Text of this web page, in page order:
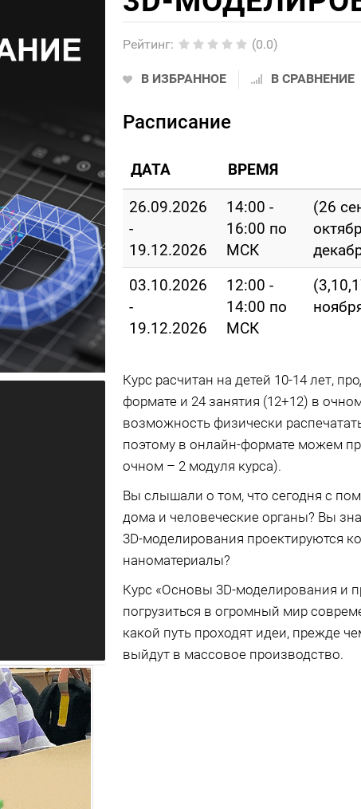
Рейтинг: (0.0)
В ИЗБРАННОЕ В СРАВНЕНИЕ
Расписание
ДАТА ВРЕМЯ
26.09.2026
-
19.12.2026
14:00 -
16:00 по
МСК
(26
03.10.2026
-
19.12.2026
12:00 -
14:00 по
МСК
Курс расчитан на детей 10-14 лет,
формате и 24 занятия (12+12) в
возможность физически
поэтому в онлайн-формате можем
очном – 2 модуля курса).
Вы слышали о том, что сегодня с
дома и человеческие органы? Вы
3D-моделирования проектируются
наноматериалы?
Курс «Основы 3D-моделирования и
погрузиться в огромный мир
какой путь проходят идеи, прежде
выйдут в массовое производство.